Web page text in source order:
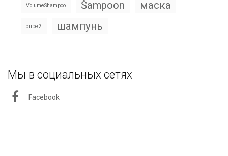
VolumeShampoo Šampoon маска
спрей шампунь
Мы в социальных сетях
Facebook